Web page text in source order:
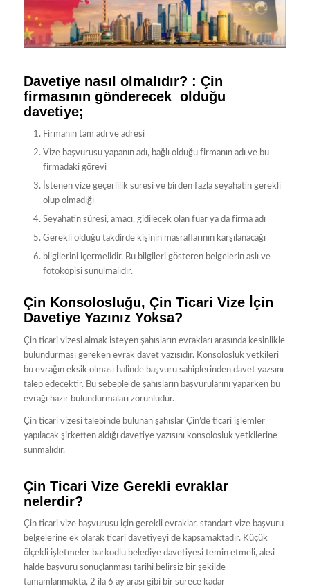
Davetiye nasıl olmalıdır? : Çin
firmasının gönderecek olduğu
davetiye;
Firmanın tam adı ve adresi
Vize başvurusu yapanın adı, bağlı olduğu firmanın adı ve bu
firmadaki görevi
İstenen vize geçerlilik süresi ve birden fazla seyahatin gerekli
olup olmadığı
Seyahatin süresi, amacı, gidilecek olan fuar ya da firma adı
Gerekli olduğu takdirde kişinin masraflarının karşılanacağı
bilgilerini içermelidir. Bu bilgileri gösteren belgelerin aslı ve
fotokopisi sunulmalıdır.
Çin Konsolosluğu, Çin Ticari Vize İçin
Davetiye Yazınız Yoksa?
Çin ticari vizesi almak isteyen şahısların evrakları arasında kesinlikle
bulundurması gereken evrak davet yazısıdır. Konsolosluk yetkileri
bu evrağın eksik olması halinde başvuru sahiplerinden davet yazsını
talep edecektir. Bu sebeple de şahısların başvurularını yaparken bu
evrağı hazır bulundurmaları zorunludur.
Çin ticari vizesi talebinde bulunan şahıslar Çin’de ticari işlemler
yapılacak şirketten aldığı davetiye yazısını konsolosluk yetkilerine
sunmalıdır.
Çin Ticari Vize Gerekli evraklar
nelerdir?
Çin ticari vize başvurusu için gerekli evraklar, standart vize başvuru
belgelerine ek olarak ticari davetiyeyi de kapsamaktadır. Küçük
ölçekli işletmeler barkodlu belediye davetiyesi temin etmeli, aksi
halde başvuru sonuçlanması tarihi belirsiz bir şekilde
tamamlanmakta, 2 ila 6 ay arası gibi bir sürece kadar